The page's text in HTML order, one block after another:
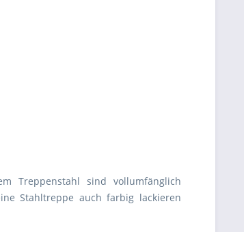
Treppenstahl sind vollumfänglich
Stahltreppe auch farbig lackieren